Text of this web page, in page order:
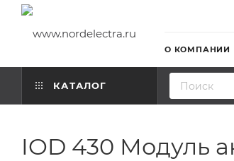
О КОМПАНИИ
КАТАЛОГ
IOD 430 Модуль